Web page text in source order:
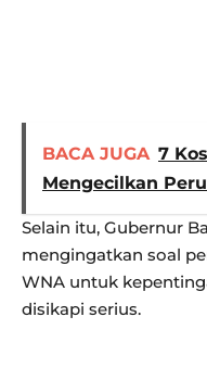
BACA JUGA 7
Mengecilkan
Selain itu, Gubernur
mengingatkan soal
WNA untuk
disikapi serius.